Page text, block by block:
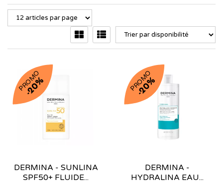
PROMO
-20%
DERMINA - SUNLINA
SPF50+ FLUIDE...
PROMO
-20%
DERMINA -
HYDRALINA EAU...